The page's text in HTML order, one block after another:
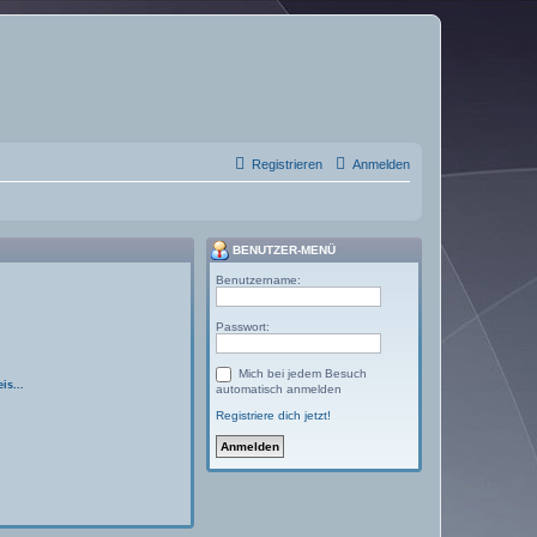
Anmelden
Registrieren
BENUTZER-MENÜ
Benutzername:
Passwort:
Mich bei jedem Besuch
automatisch anmelden
Registriere dich jetzt!